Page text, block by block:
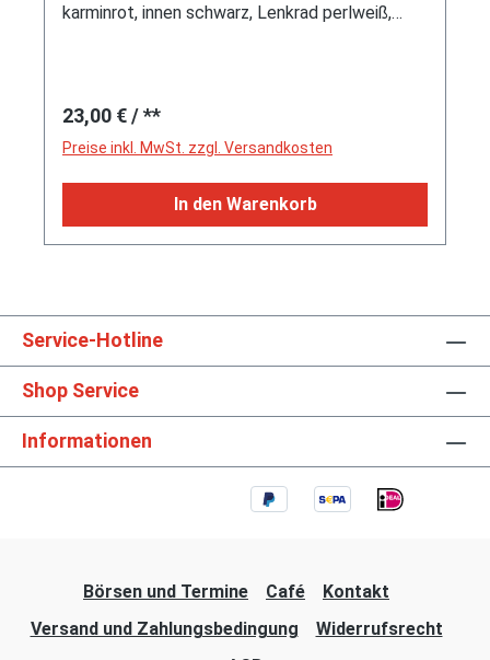
karminrot, innen schwarz, Lenkrad perlweiß,
(Vitrinenmodell, Schachtel mit Lagerspuren,
Deckel beschädigt) (EAN 8011326470882)
Regulärer Preis:
23,00 €/ **
Preise inkl. MwSt. zzgl. Versandkosten
In den Warenkorb
Service-Hotline
Shop Service
Informationen
Börsen und Termine Café
Kontakt
Versand und Zahlungsbedingung
Widerrufsrecht